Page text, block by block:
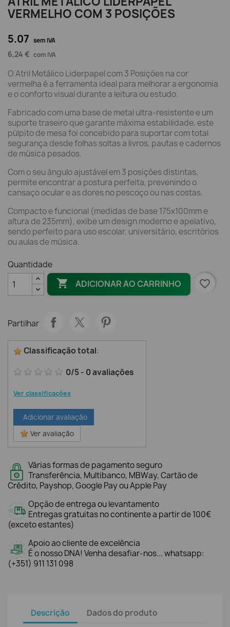
VERMELHO COM 3 POSIÇÕES
5.07 sem IVA
6,24 € com IVA
O Atril Metálico Liderpapel com 3 Posições na cor
vermelha é a ferramenta ideal para melhorar a ergonomia
e o conforto visual durante a leitura ou estudo.
Fabricado com uma base de metal ultra-resistente e um
suporte traseiro que garante máxima estabilidade, este
púlpito de mesa foi concebido para suportar com total
segurança desde folhas soltas a livros, pautas e cadernos
de música pesados.
Com o seu ângulo ajustável em 3 posições distintas,
permite encontrar a postura perfeita, prevenindo o
cansaço ocular e as dores no pescoço ou nas costas.
Compacto e funcional (medidas de base 175x100mm e
altura de 235mm), exibe um design moderno e apelativo,
sendo perfeito para uso escolar, universitário, escritórios
ou aulas de música.
Quantidade
 ADICIONAR AO CARRINHO favorite_border
Partilhar
Classificação total:
0/5- 0avaliações
Ver classificações
Adicionar avaliação
Ver avaliação
Várias formas de pagamento seguro
Transferência, Multibanco, MBWay, Cartão de
Crédito, Payshop, Google Pay ou Apple Pay
Opção de entrega ou levantamento
Entregas gratuitas no continente a partir de 100€
(exceto estantes)
Apoio ao cliente de excelência
É o nosso DNA! Venha desafiar-nos... whatsapp:
(+351) 911 131 098
Descrição Dados do produto